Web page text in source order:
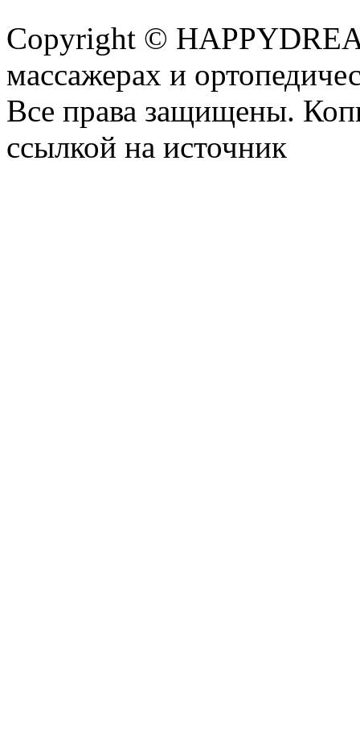
Copyright ©
массажерах и
Все права защищены.
ссылкой на источник